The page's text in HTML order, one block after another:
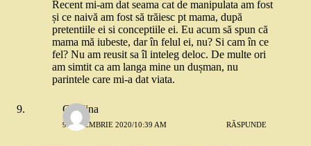
Recent mi-am dat seama cat de manipulata am fost
și ce naivă am fost să trăiesc pt mama, după
pretentiile ei si conceptiile ei. Eu acum să spun că
mama mă iubeste, dar în felul ei, nu? Si cam în ce
fel? Nu am reusit sa îl inteleg deloc. De multe ori
am simtit ca am langa mine un dușman, nu
parintele care mi-a dat viata.
Catalina
9 DECEMBRIE 2020/10:39 AM RĂSPUNDE